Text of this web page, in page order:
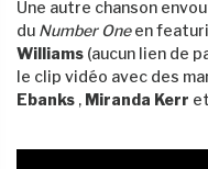
Une autre chanson
du Number Oneen
Williams (aucun lien de
le clip vidéo avec des
Ebanks , Miranda Kerr et